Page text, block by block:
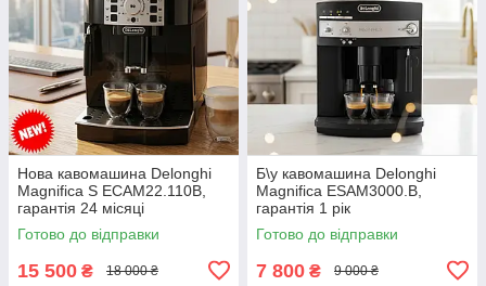
Нова кавомашина Delonghi
Magnifica S ECAM22.110B,
гарантія 24 місяці
Готово до відправки
15 500 ₴ 18 000 ₴
Б\у кавомашина Delonghi
Magnifica ESAM3000.B,
гарантія 1 рік
Готово до відправки
7 800 ₴ 9 000 ₴